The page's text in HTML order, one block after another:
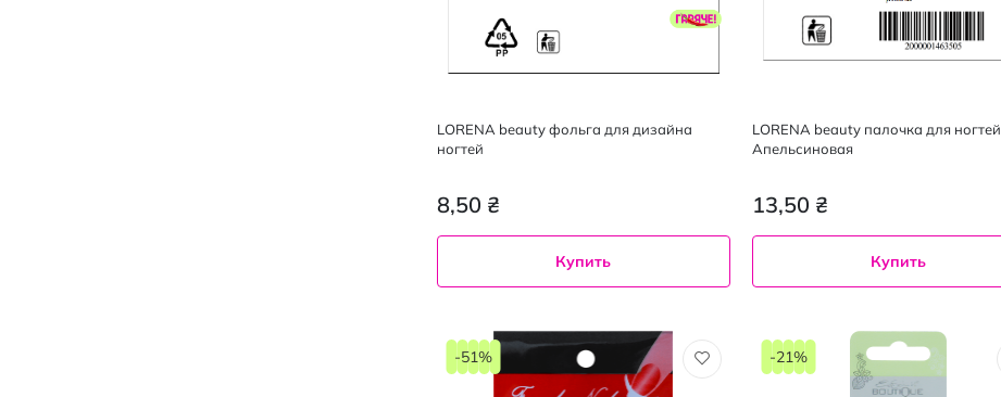
LORENA beauty фольга для дизайна
ногтей
8,50 ₴
Купить
LORENA beauty палочка для ногтей
Апельсиновая
13,50 ₴
Купить
-51% -21%